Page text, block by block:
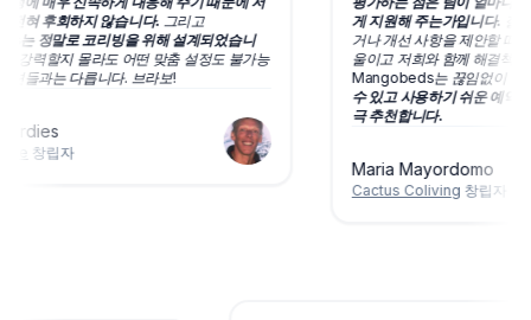
혀 후회하지 않습니다.그리고
정말로 코리빙을 위해 설계되었습니
강력할지 몰라도 어떤 맞춤 설정도 불가능
들과는 다릅니다. 브라보!
창립자
게 지원해 주는가입니다.질문
거나 개선 사항을 제안할 때
울이고 저희와 함께 해결책을
Mangobeds는 끊임없이 발
수 있고 사용하기 쉬운 예약
극 추천합니다.
Maria Mayordomo
Cactus Coliving창립자